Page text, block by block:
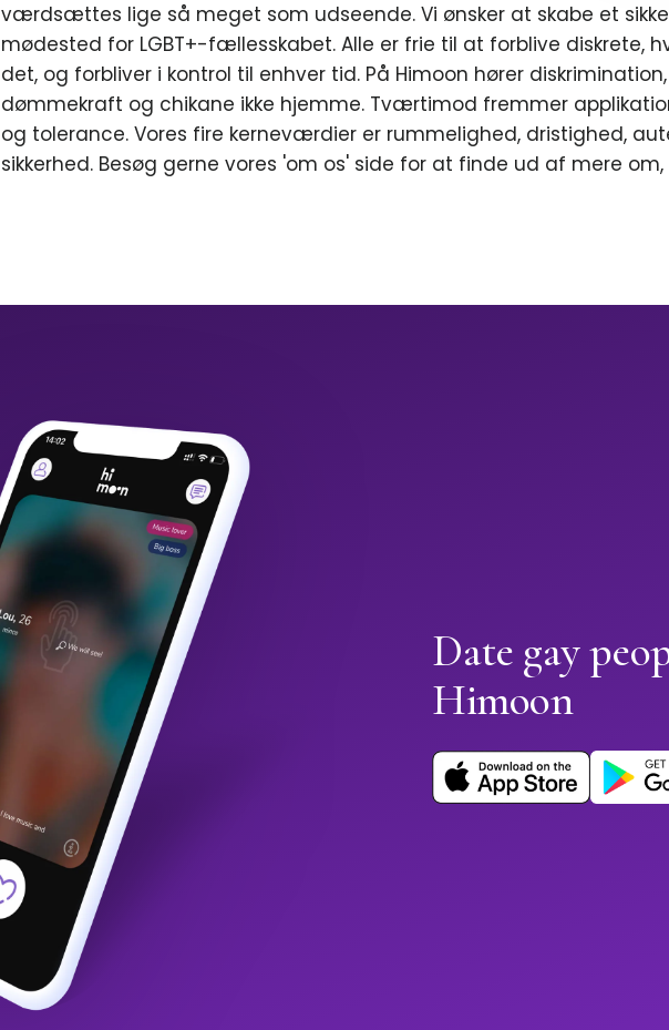
værdsættes lige så meget som udseende. Vi ønsker at skabe et
mødested for LGBT+-fællesskabet. Alle er frie til at forblive diskrete,
det, og forbliver i kontrol til enhver tid. På Himoon hører
dømmekraft og chikane ikke hjemme. Tværtimod fremmer
og tolerance. Vores fire kerneværdier er rummelighed, dristighed,
sikkerhed. Besøg gerne vores 'om os' side for at finde ud af mere om,
Date gay
Himoon